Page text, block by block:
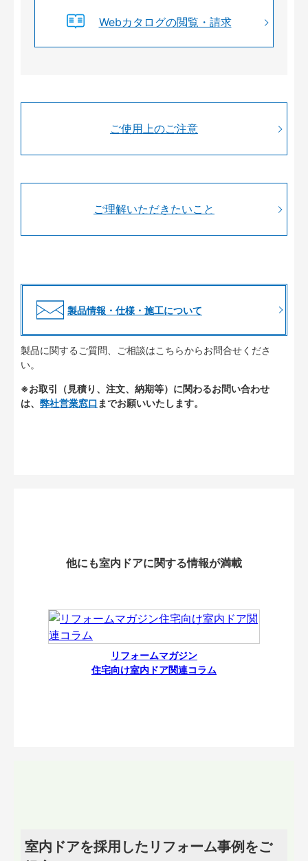
Webカタログの閲覧・請求
ご使用上のご注意
ご理解いただきたいこと
製品情報・仕様・施工について
製品に関するご質問、ご相談はこちらからお問合せくださ
い。
※お取引（見積り、注文、納期等）に関わるお問い合わせ
は、 弊社営業窓口 までお願いいたします。
他にも室内ドアに関する情報が満載
リフォームマガジン
住宅向け室内ドア関連コラム
室内ドアを採用したリフォーム事例をご